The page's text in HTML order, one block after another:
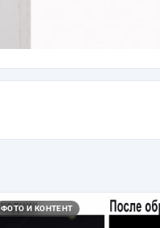
ФОТО И КОНТЕНТ